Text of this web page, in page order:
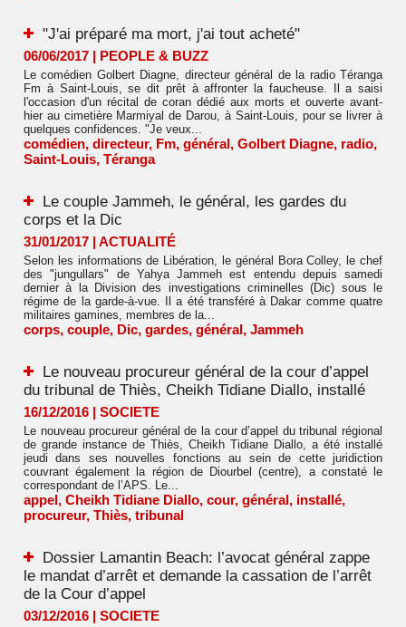
"J'ai préparé ma mort, j'ai tout acheté"
06/06/2017 | PEOPLE & BUZZ
Le comédien Golbert Diagne, directeur général de la radio Téranga
Fm à Saint-Louis, se dit prêt à affronter la faucheuse. Il a saisi
l'occasion d'un récital de coran dédié aux morts et ouverte avant-
hier au cimetière Marmiyal de Darou, à Saint-Louis, pour se livrer à
quelques confidences. "Je veux...
comédien, directeur, Fm, général, Golbert Diagne, radio,
Saint-Louis, Téranga
Le couple Jammeh, le général, les gardes du
corps et la Dic
31/01/2017 | ACTUALITÉ
Selon les informations de Libération, le général Bora Colley, le chef
des "jungullars" de Yahya Jammeh est entendu depuis samedi
dernier à la Division des investigations criminelles (Dic) sous le
régime de la garde-à-vue. Il a été transféré à Dakar comme quatre
militaires gamines, membres de la...
corps, couple, Dic, gardes, général, Jammeh
Le nouveau procureur général de la cour d’appel
du tribunal de Thiès, Cheikh Tidiane Diallo, installé
16/12/2016 | SOCIETE
Le nouveau procureur général de la cour d’appel du tribunal régional
de grande instance de Thiès, Cheikh Tidiane Diallo, a été installé
jeudi dans ses nouvelles fonctions au sein de cette juridiction
couvrant également la région de Diourbel (centre), a constaté le
correspondant de l’APS. Le...
appel, Cheikh Tidiane Diallo, cour, général, installé,
procureur, Thiès, tribunal
Dossier Lamantin Beach: l’avocat général zappe
le mandat d’arrêt et demande la cassation de l’arrêt
de la Cour d’appel
03/12/2016 | SOCIETE